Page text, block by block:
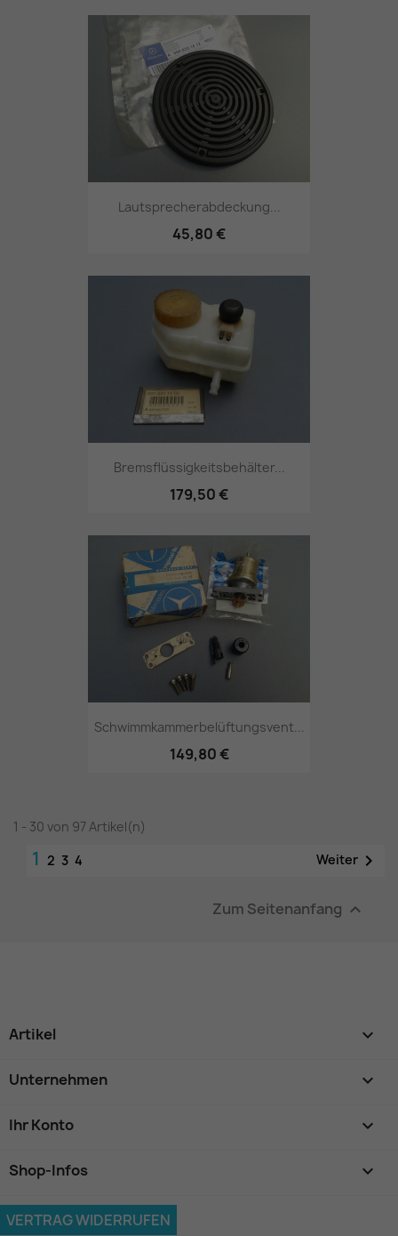
Lautsprecherabdeckung...
45,80 €
Bremsflüssigkeitsbehälter...
179,50 €
Schwimmkammerbelüftungsvent...
149,80 €
1 - 30 von 97 Artikel(n)
1 2 3 4 Weiter 
Zum Seitenanfang 
Artikel 
Unternehmen 
Ihr Konto 
Shop-Infos keyboard_arrow_down
VERTRAG WIDERRUFEN